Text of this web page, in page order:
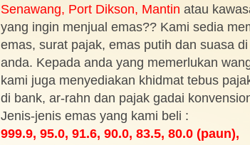
Senawang, Port Dikson, Mantin atau
yang ingin menjual emas?? Kami sedia
emas, surat pajak, emas putih dan suasa
anda. Kepada anda yang memerlukan
kami juga menyediakan khidmat tebus
di bank, ar-rahn dan pajak gadai
Jenis-jenis emas yang kami beli :
999.9, 95.0, 91.6, 90.0, 83.5, 80.0 (paun),